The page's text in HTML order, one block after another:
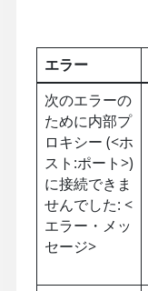
エラー
次のエラーの
ために内部プ
ロキシー (<ホ
スト:ポート>)
に接続できま
せんでした: <
エラー・メッ
セージ>